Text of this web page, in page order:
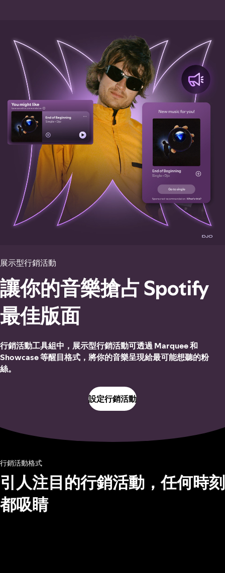
展示型行銷活動
讓你的音樂搶占 Spotify
最佳版面
行銷活動工具組中，展示型行銷活動可透過 Marquee 和
Showcase 等醒目格式，將你的音樂呈現給最可能想聽的粉
絲。
設定行銷活動
行銷活動格式
引人注目的行銷活動，任何時刻
都吸睛